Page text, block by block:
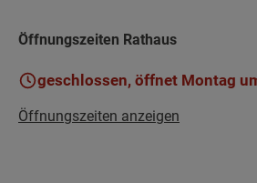
Öffnungszeiten Rathaus
geschlossen, öffnet Montag
Öffnungszeiten anzeigen